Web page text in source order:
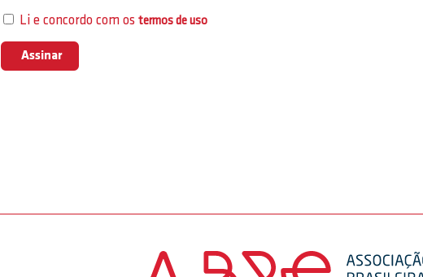
Li e concordo com ostermos de uso